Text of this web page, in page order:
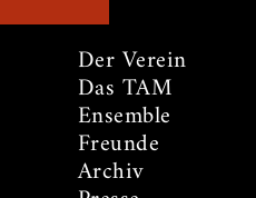
Der Verein
Das TAM
Ensemble
Freunde
Archiv